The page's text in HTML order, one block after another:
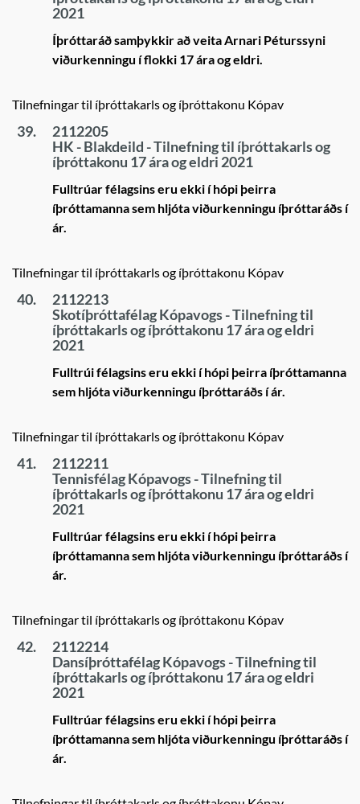
2021
Íþróttaráð samþykkir að veita Arnari Péturssyni
viðurkenningu í flokki 17 ára og eldri.
Tilnefningar til íþróttakarls og íþróttakonu Kópav
39.
2112205
HK - Blakdeild - Tilnefning til íþróttakarls og
íþróttakonu 17 ára og eldri 2021
Fulltrúar félagsins eru ekki í hópi þeirra
íþróttamanna sem hljóta viðurkenningu íþróttaráðs í
ár.
Tilnefningar til íþróttakarls og íþróttakonu Kópav
40.
2112213
Skotíþróttafélag Kópavogs - Tilnefning til
íþróttakarls og íþróttakonu 17 ára og eldri
2021
Fulltrúi félagsins eru ekki í hópi þeirra íþróttamanna
sem hljóta viðurkenningu íþróttaráðs í ár.
Tilnefningar til íþróttakarls og íþróttakonu Kópav
41.
2112211
Tennisfélag Kópavogs - Tilnefning til
íþróttakarls og íþróttakonu 17 ára og eldri
2021
Fulltrúar félagsins eru ekki í hópi þeirra
íþróttamanna sem hljóta viðurkenningu íþróttaráðs í
ár.
Tilnefningar til íþróttakarls og íþróttakonu Kópav
42.
2112214
Dansíþróttafélag Kópavogs - Tilnefning til
íþróttakarls og íþróttakonu 17 ára og eldri
2021
Fulltrúar félagsins eru ekki í hópi þeirra
íþróttamanna sem hljóta viðurkenningu íþróttaráðs í
ár.